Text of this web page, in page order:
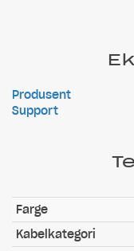
Produsent
Support
Farge
Kabelkategori